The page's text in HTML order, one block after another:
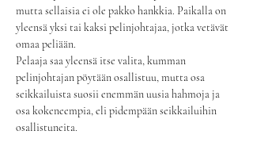
mutta sellaisia ei ole pakko hankkia. Paikalla on
yleensä yksi tai kaksi pelinjohtajaa, jotka vetävät
omaa peliään.
Pelaaja saa yleensä itse valita, kumman
pelinjohtajan pöytään osallistuu, mutta osa
seikkailuista suosii enemmän uusia hahmoja ja
osa kokeneempia, eli pidempään seikkailuihin
osallistuneita.